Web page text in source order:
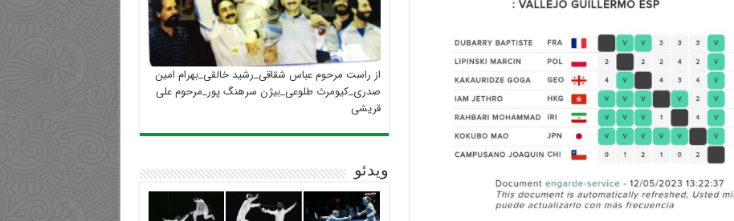
از راست مرحوم عباس شقاقی_رشید خالقی_بهرام امین
صدری_کیومرث طلوعی_بیژن سرهنگ پور_مرحوم علی
قریشی
ویدئو